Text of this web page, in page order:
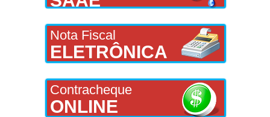
Nota Fiscal
ELETRÔNICA
Contracheque
ONLINE